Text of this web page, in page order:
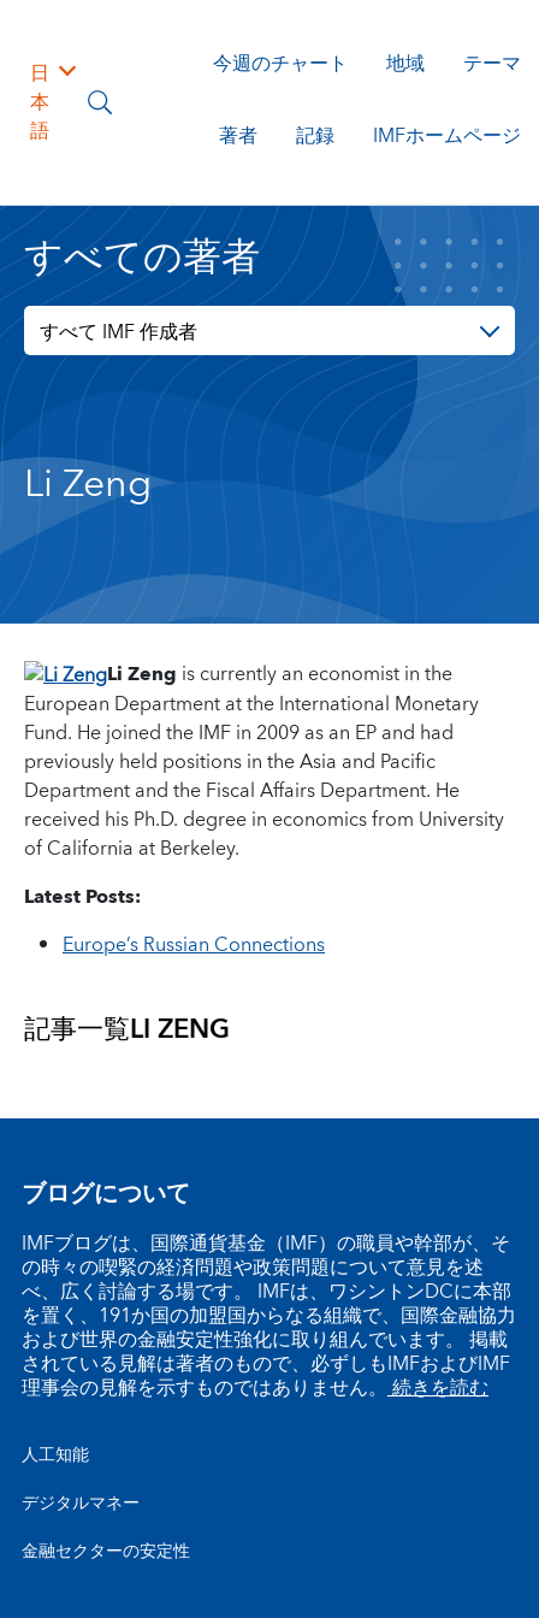
日
本
語
今週のチャート 地域 テーマ
著者 記録 IMFホームページ
すべての著者
すべて IMF 作成者
Li Zeng
Li Zeng is currently an economist in the
European Department at the International Monetary
Fund. He joined the IMF in 2009 as an EP and had
previously held positions in the Asia and Pacific
Department and the Fiscal Affairs Department. He
received his Ph.D. degree in economics from University
of California at Berkeley.
Latest Posts:
Europe’s Russian Connections
記事一覧LI ZENG
ブログについて
IMFブログは、国際通貨基金（IMF）の職員や幹部が、そ
の時々の喫緊の経済問題や政策問題について意見を述
べ、広く討論する場です。 IMFは、ワシントンDCに本部
を置く、191か国の加盟国からなる組織で、国際金融協力
および世界の金融安定性強化に取り組んでいます。 掲載
されている見解は著者のもので、必ずしもIMFおよびIMF
理事会の見解を示すものではありません。 続きを読む
人工知能
デジタルマネー
金融セクターの安定性